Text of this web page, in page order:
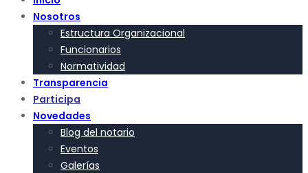
Nosotros
Estructura Organizacional
Funcionarios
Normatividad
Transparencia
Participa
Novedades
Blog del notario
Eventos
Galerías